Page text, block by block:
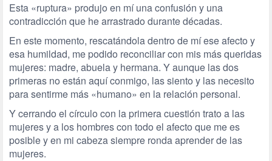
Esta «ruptura» produjo en mí una confusión y una
contradicción que he arrastrado durante décadas.
En este momento, rescatándola dentro de mí ese afecto y
esa humildad, me podido reconciliar con mis más queridas
mujeres: madre, abuela y hermana. Y aunque las dos
primeras no están aquí conmigo, las siento y las necesito
para sentirme más «humano» en la relación personal.
Y cerrando el círculo con la primera cuestión trato a las
mujeres y a los hombres con todo el afecto que me es
posible y en mi cabeza siempre ronda aprender de las
mujeres.